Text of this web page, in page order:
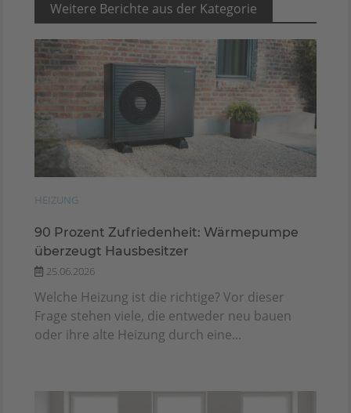
Weitere Berichte aus der Kategorie
HEIZUNG
90 Prozent Zufriedenheit: Wärmepumpe
überzeugt Hausbesitzer
25.06.2026
Welche Heizung ist die richtige? Vor dieser
Frage stehen viele, die entweder neu bauen
oder ihre alte Heizung durch eine...